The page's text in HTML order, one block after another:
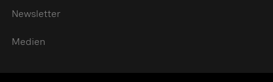
Newsletter
Medien